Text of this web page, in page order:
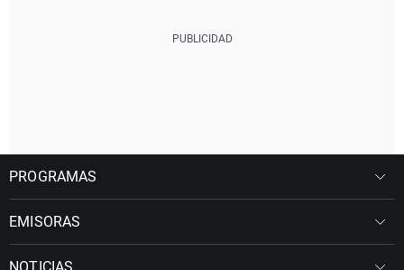
PROGRAMAS
EMISORAS